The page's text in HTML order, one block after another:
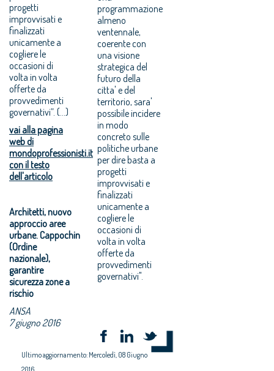
progetti
improvvisati e
finalizzati
unicamente a
cogliere le
occasioni di
volta in volta
offerte da
provvedimenti
governativi”. (...)
vai alla pagina
web di
mondoprofessionisti.it
con il testo
dell'articolo
Architetti, nuovo
approccio aree
urbane. Cappochin
(Ordine
nazionale),
garantire
sicurezza zone a
rischio
ANSA
7 giugno 2016
programmazione
almeno
ventennale,
coerente con
una visione
strategica del
futuro della
citta' e del
territorio, sara'
possibile incidere
in modo
concreto sulle
politiche urbane
per dire basta a
progetti
improvvisati e
finalizzati
unicamente a
cogliere le
occasioni di
volta in volta
offerte da
provvedimenti
governativi".
Ultimo aggiornamento: Mercoledì, 08 Giugno